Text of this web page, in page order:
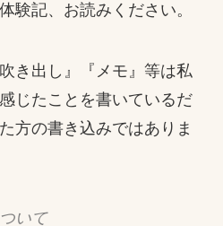
験記、お読みください。
き出し』『メモ』等は私
じたことを書いているだ
方の書き込みではありま
いて